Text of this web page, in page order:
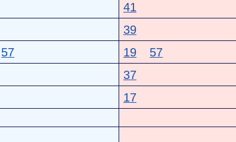
41
39
57 19 57
37
17